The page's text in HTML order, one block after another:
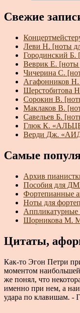
Свежие
Леви Н. [ноты
Городинский Б.
Веврик Е. [ноты
Чичерина С.
Агафонников
Шерстобитова
Сорокин В.
Маклаков В.
Савельев Б.
Глюк К.
Верди Дж.
Самые
Архив
Пособия для
Фортепианные
Ноты для
Аппликатурные
Шорникова М.
Цитаты,
Как-то Эгон Петри
моментом
же понял, что
именно при нем, а
удара по клавишам. -